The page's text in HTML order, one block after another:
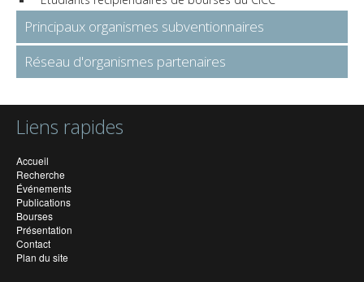
Principaux organismes subventionnaires
Réseau d'organismes partenaires
Liens rapides
Accueil
Recherche
Événements
Publications
Bourses
Présentation
Contact
Plan du site